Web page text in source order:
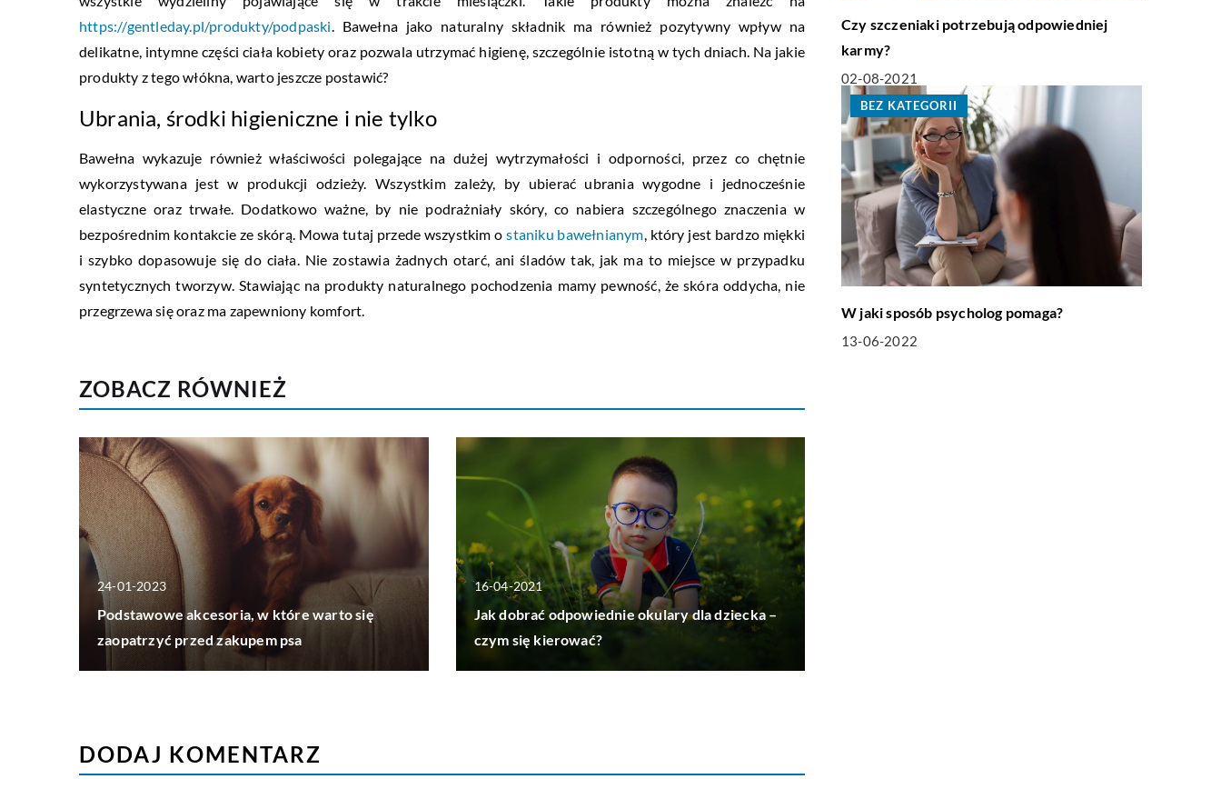
https://gentleday.pl/produkty/podpaski. Bawełna jako naturalny składnik ma również pozytywny wpływ na
delikatne, intymne części ciała kobiety oraz pozwala utrzymać higienę, szczególnie istotną w tych dniach. Na jakie
produkty z tego włókna, warto jeszcze postawić?
Ubrania, środki higieniczne i nie tylko
Bawełna wykazuje również właściwości polegające na dużej wytrzymałości i odporności, przez co chętnie
wykorzystywana jest w produkcji odzieży. Wszystkim zależy, by ubierać ubrania wygodne i jednocześnie
elastyczne oraz trwałe. Dodatkowo ważne, by nie podrażniały skóry, co nabiera szczególnego znaczenia w
bezpośrednim kontakcie ze skórą. Mowa tutaj przede wszystkim ostaniku bawełnianym, który jest bardzo miękki
i szybko dopasowuje się do ciała. Nie zostawia żadnych otarć, ani śladów tak, jak ma to miejsce w przypadku
syntetycznych tworzyw. Stawiając na produkty naturalnego pochodzenia mamy pewność, że skóra oddycha, nie
przegrzewa się oraz ma zapewniony komfort.
ZOBACZ RÓWNIEŻ
24-01-2023
Podstawowe akcesoria, w które warto się
zaopatrzyć przed zakupem psa
16-04-2021
Jak dobrać odpowiednie okulary dla dziecka –
czym się kierować?
Czy szczeniaki potrzebują odpowiedniej
karmy?
02-08-2021
BEZ KATEGORII
W jaki sposób psycholog pomaga?
13-06-2022
DODAJ KOMENTARZ